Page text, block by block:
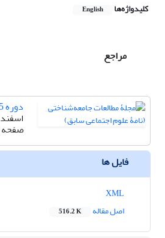
کلیدواژه‌ها English
مراجع
دوره 25، شماره 2
اسفند 1397
صفحه
فایل ها
اصل مقاله
516.2 K